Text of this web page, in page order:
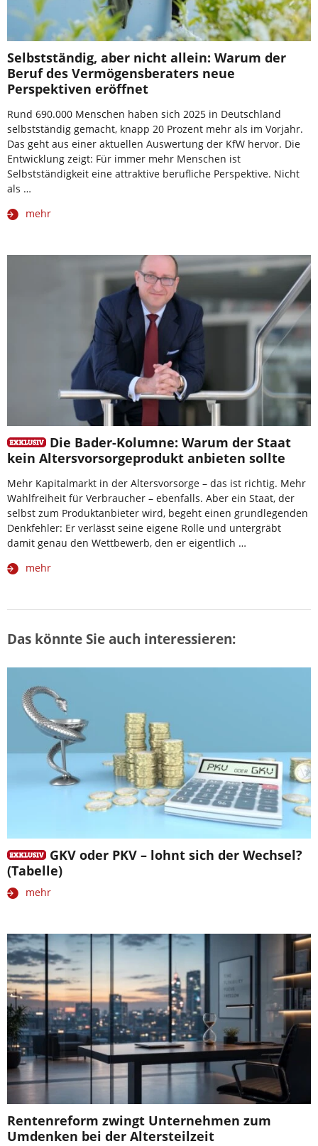
Selbstständig, aber nicht allein: Warum der
Beruf des Vermögensberaters neue
Perspektiven eröffnet
Rund 690.000 Menschen haben sich 2025 in Deutschland
selbstständig gemacht, knapp 20 Prozent mehr als im Vorjahr.
Das geht aus einer aktuellen Auswertung der KfW hervor. Die
Entwicklung zeigt: Für immer mehr Menschen ist
Selbstständigkeit eine attraktive berufliche Perspektive. Nicht
als …
mehr
Die Bader-Kolumne: Warum der Staat
kein Altersvorsorgeprodukt anbieten sollte
Mehr Kapitalmarkt in der Altersvorsorge – das ist richtig. Mehr
Wahlfreiheit für Verbraucher – ebenfalls. Aber ein Staat, der
selbst zum Produktanbieter wird, begeht einen grundlegenden
Denkfehler: Er verlässt seine eigene Rolle und untergräbt
damit genau den Wettbewerb, den er eigentlich …
mehr
Das könnte Sie auch interessieren:
GKV oder PKV – lohnt sich der Wechsel?
(Tabelle)
mehr
Rentenreform zwingt Unternehmen zum
Umdenken bei der Altersteilzeit